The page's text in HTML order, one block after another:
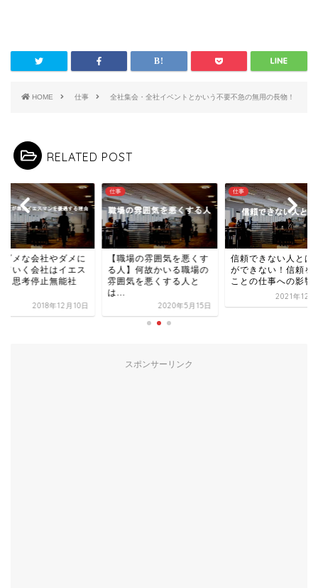
HOME 仕事 全社集会・全社イベントとかいう不要不急の無用の長物！
RELATED POST
ダメな会社やダメに
ていく会社はイエス
と思考停止無能社
2018年12月10日
仕事
【職場の雰囲気を悪くす
る人】何故かいる職場の
雰囲気を悪くする人と
は...
2020年5月15日
仕事
信頼できない人とは
ができない！信頼を
ことの仕事への影響
2021年12
スポンサーリンク